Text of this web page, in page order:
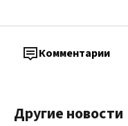
Комментарии
Другие новости